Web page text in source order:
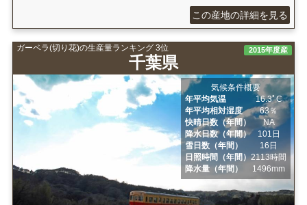
この産地の詳細を見る
ガーベラ(切り花)の生産量ランキング 3位
千葉県
2015年度産
気候条件概要
年平均気温
16.3ﾟC
年平均相対湿度
63％
快晴日数（年間）
NA
降水日数（年間）
101日
雪日数（年間）
16日
日照時間（年間）2113時間
降水量（年間）
1496mm